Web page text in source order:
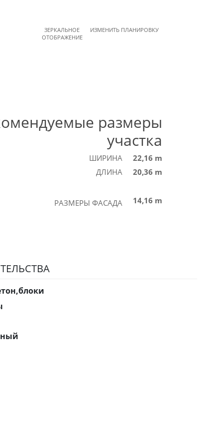
ЗЕРКАЛЬНОЕ
ОТОБРАЖЕНИЕ
ИЗМЕНИТЬ ПЛАНИРОВКУ
размеры
участка
ШИРИНА
22,16 m
ДЛИНА
20,36 m
РАЗМЕРЫ ФАСАДА 14,16 m